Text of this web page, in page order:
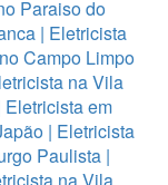
Paraiso do
| Eletricista
Campo Limpo
na Vila
Eletricista em
| Eletricista
Paulista |